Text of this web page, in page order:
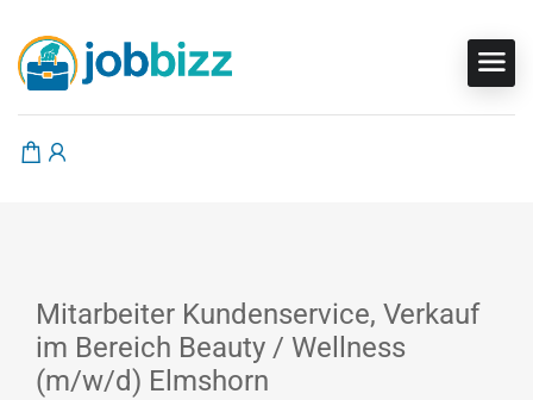
Mitarbeiter Kundenservice, Verkauf
im Bereich Beauty / Wellness
(m/w/d) Elmshorn